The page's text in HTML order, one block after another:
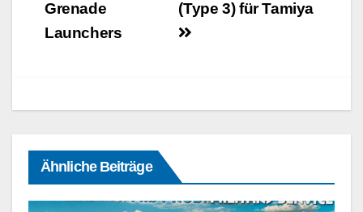
(Type 3) für Tamiya
Grenade
Launchers
Ähnliche Beiträge